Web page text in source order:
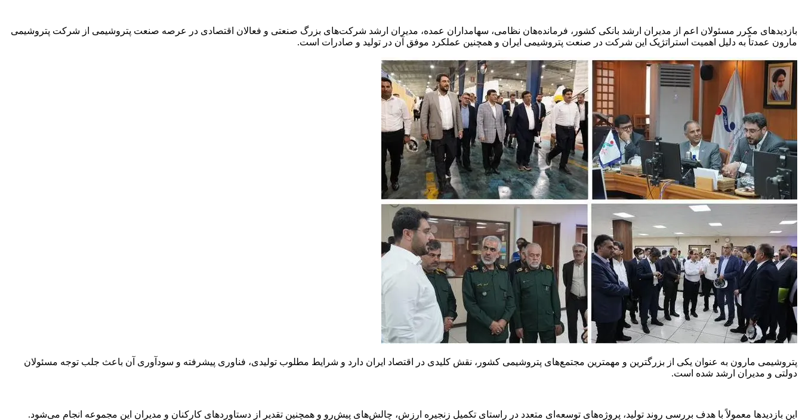
بازدیدهای مکرر مسئولان اعم از مدیران ارشد بانکی کشور، فرمانده‌هان نظامی، سهامداران عمده، مدیران ارشد شرکت‌های بزرگ صنعتی و فعالان اقتصادی در عرصه صنعت پتروشیمی از شرکت پتروشیمی
مارون عمدتاً به دلیل اهمیت استراتژیک این شرکت در صنعت پتروشیمی ایران و همچنین عملکرد موفق آن در تولید و صادرات است.
پتروشیمی مارون به عنوان یکی از بزرگترین و مهمترین مجتمع‌های پتروشیمی کشور، نقش کلیدی در اقتصاد ایران دارد و شرایط مطلوب تولیدی، فناوری پیشرفته و سودآوری آن باعث جلب توجه مسئولان
دولتی و مدیران ارشد شده است.
این بازدیدها معمولاً با هدف بررسی روند تولید، پروژه‌های توسعه‌ای متعدد در راستای تکمیل زنجیره ارزش، چالش‌های پیش‌رو و همچنین تقدیر از دستاوردهای کارکنان و مدیران این مجموعه انجام می‌شود.